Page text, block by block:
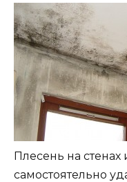
Плесень на стенах
самостоятельно